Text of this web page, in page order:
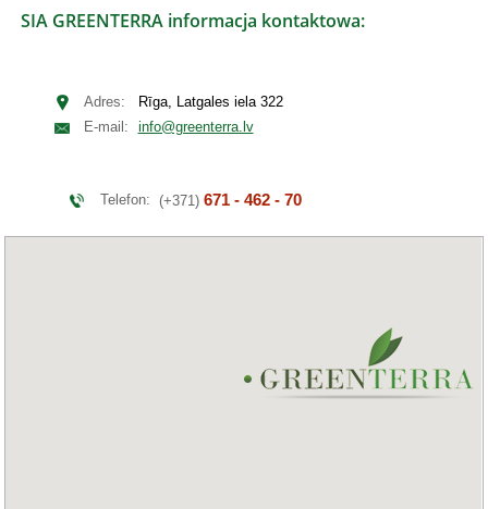
SIA GREENTERRA informacja kontaktowa:
Adres:
Rīga, Latgales iela 322
E-mail:
info@greenterra.lv
Telefon: (+371) 671 - 462 - 70